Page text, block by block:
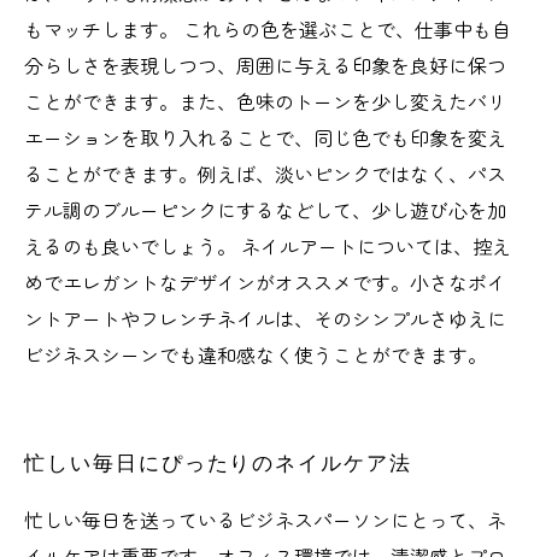
もマッチします。 これらの色を選ぶことで、仕事中も自
分らしさを表現しつつ、周囲に与える印象を良好に保つ
ことができます。また、色味のトーンを少し変えたバリ
エーションを取り入れることで、同じ色でも印象を変え
ることができます。例えば、淡いピンクではなく、パス
テル調のブルーピンクにするなどして、少し遊び心を加
えるのも良いでしょう。 ネイルアートについては、控え
めでエレガントなデザインがオススメです。小さなポイ
ントアートやフレンチネイルは、そのシンプルさゆえに
ビジネスシーンでも違和感なく使うことができます。
忙しい毎日にぴったりのネイルケア法
忙しい毎日を送っているビジネスパーソンにとって、ネ